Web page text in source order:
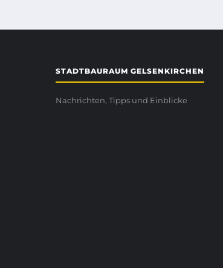
STADTBAURAUM GELSENKIRCHEN
Nachrichten, Tipps und Einblicke